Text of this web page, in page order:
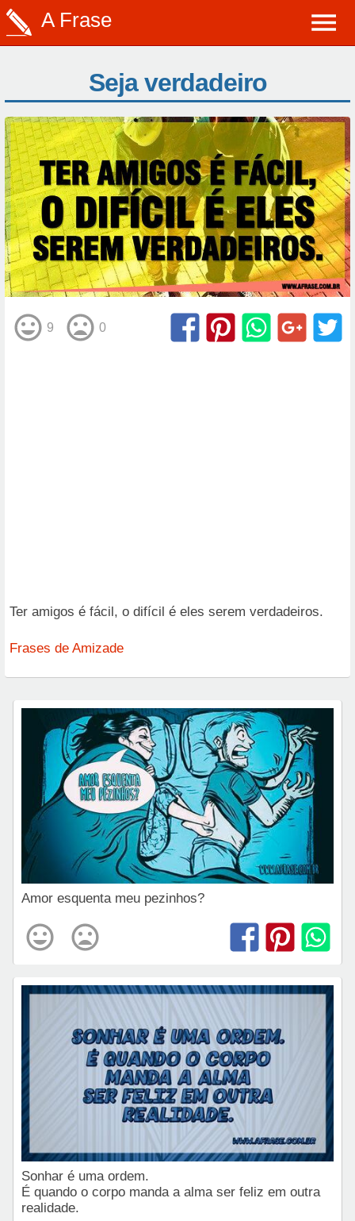
A Frase
Seja verdadeiro
9 0
Ter amigos é fácil, o difícil é eles serem verdadeiros.
Frases de Amizade
Amor esquenta meu pezinhos?
Sonhar é uma ordem.
É quando o corpo manda a alma ser feliz em outra
realidade.